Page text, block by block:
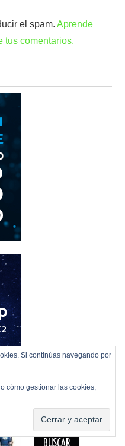
el spam.Aprende
tus comentarios.
BUSCAR
Buscar:
Si continúas navegando por
cómo gestionar las cookies,